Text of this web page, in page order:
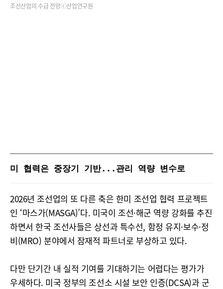
조선산업의 수급 전망ⓒ산업연구원
미 협력은 중장기 기반...관리 역량 변수로
2026년 조선업의 또 다른 축은 한미 조선업 협력 프로젝트
인 ‘마스가(MASGA)’다. 미국이 조선·해군 역량 강화를 추진
하면서 한국 조선사들은 상선과 특수선, 함정 유지·보수·정
비(MRO) 분야에서 잠재적 파트너로 부상하고 있다.
다만 단기간 내 실적 기여를 기대하기는 어렵다는 평가가
우세하다. 미국 정부의 조선소 시설 보안 인증(DCSA)과 군